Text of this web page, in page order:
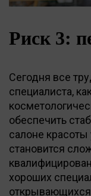
Риск 3:
Сегодня все
специалиста,
обеспечить
салоне красоты
становится
хороших
открывающихся